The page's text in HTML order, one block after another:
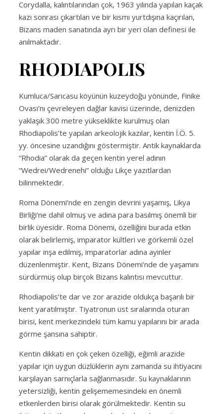
Corydalla, kalıntılarından çok, 1963 yılında yapılan kaçak
kazı sonrası çıkartılan ve bir kısmı yurtdışına kaçırılan,
Bizans maden sanatında ayrı bir yeri olan definesi ile
anılmaktadır.
RHODIAPOLIS
Kumluca/Sarıcasu köyünün kuzeydoğu yönünde, Finike
Ovası’nı çevreleyen dağlar kavisi üzerinde, denizden
yaklaşık 300 metre yükseklikte kurulmuş olan
Rhodiapolis’te yapılan arkeolojik kazılar, kentin İ.Ö. 5.
yy. öncesine uzandığını göstermiştir. Antik kaynaklarda
“Rhodia” olarak da geçen kentin yerel adının
“Wedrei/Wedrenehi” olduğu Likçe yazıtlardan
bilinmektedir.
Roma Dönemi’nde en zengin devrini yaşamış, Likya
Birliği’ne dahil olmuş ve adına para basılmış önemli bir
birlik üyesidir. Roma Dönemi, özelliğini burada etkin
olarak belirlemiş, imparator kültleri ve görkemli özel
yapılar inşa edilmiş, imparatorlar adına ayinler
düzenlenmiştir. Kent, Bizans Dönemi’nde de yaşamını
sürdürmüş olup birçok Bizans kalıntısı mevcuttur.
Rhodiapolis’te dar ve zor arazide oldukça başarılı bir
kent yaratılmıştır. Tiyatronun üst sıralarında oturan
birisi, kent merkezindeki tüm kamu yapılarını bir arada
görme şansına sahiptir.
Kentin dikkati en çok çeken özelliği, eğimli arazide
yapılar için uygun düzlüklerin aynı zamanda su ihtiyacını
karşılayan sarnıçlarla sağlanmasıdır. Su kaynaklarının
yetersizliği, kentin gelişememesindeki en önemli
etkenlerden birisi olarak görülmektedir. Kentin su